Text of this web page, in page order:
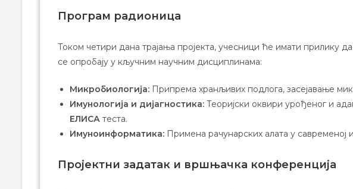
Програм радионица
Током четири дана трајања пројекта, учесници ће имати прилику
се опробају у кључним научним дисциплинама:
Микробиологија: Припрема хранљивих подлога, засејавање
Имунологија и дијагностика: Теоријски оквири урођеног и
ЕЛИСА теста.
Имуноинформатика: Примена рачунарских алата у савременој
Пројектни задатак и вршњачка конференција